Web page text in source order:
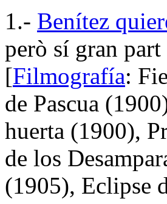
1.- Benítez
però sí gran
[Filmografía:
de Pascua
huerta (1900),
de los
(1905), Eclipse